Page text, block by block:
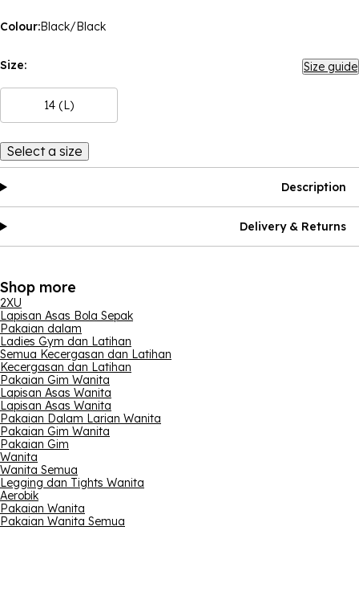
Colour:Black/Black
Size: Size guide
14 (L)
Select a size
Description
Delivery & Returns
Shop more
2XU
Lapisan Asas Bola Sepak
Pakaian dalam
Ladies Gym dan Latihan
Semua Kecergasan dan Latihan
Kecergasan dan Latihan
Pakaian Gim Wanita
Lapisan Asas Wanita
Lapisan Asas Wanita
Pakaian Dalam Larian Wanita
Pakaian Gim Wanita
Pakaian Gim
Wanita
Wanita Semua
Legging dan Tights Wanita
Aerobik
Pakaian Wanita
Pakaian Wanita Semua